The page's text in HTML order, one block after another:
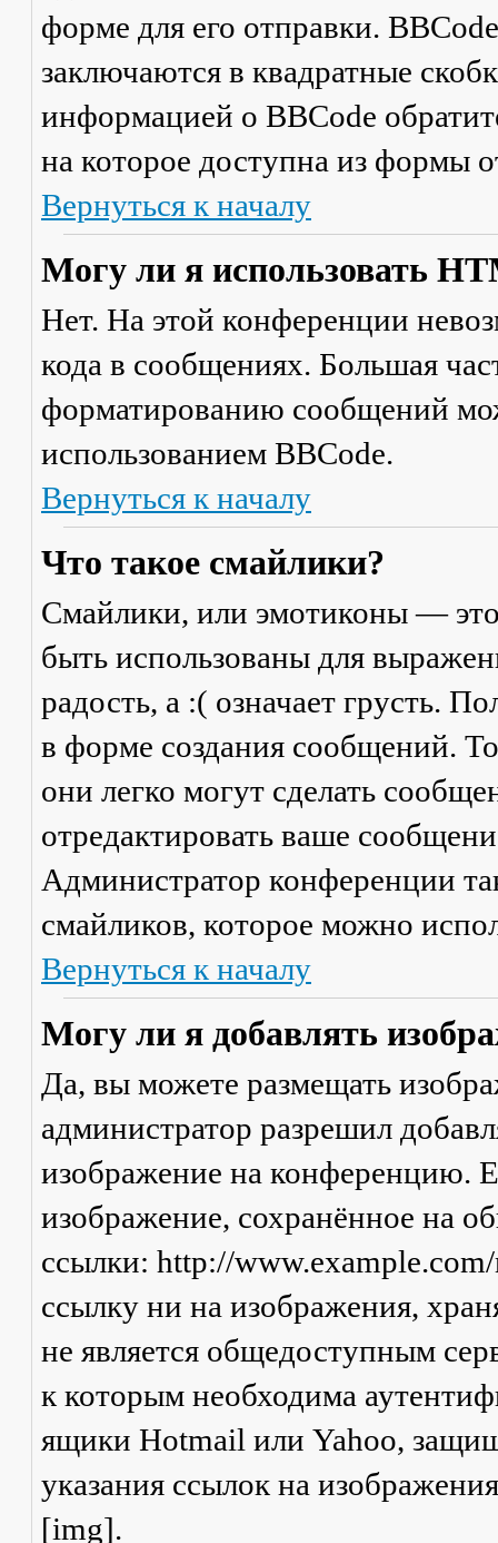
форме для его отправки.
заключаются в квадратные
информацией о BBCode
на которое доступна из формы
Вернуться к началу
Могу ли я использовать
Нет. На этой конференции
кода в сообщениях. Большая
форматированию сообщений
использованием BBCode.
Вернуться к началу
Что такое смайлики?
Смайлики, или эмотиконы —
быть использованы для
радость, а :( означает грусть.
в форме создания сообщений.
они легко могут сделать
отредактировать ваше
Администратор конференции
смайликов, которое можно
Вернуться к началу
Могу ли я добавлять
Да, вы можете размещать
администратор разрешил
изображение на конференцию.
изображение, сохранённое на
ссылки: http://
ссылку ни на изображения,
не является общедоступным
к которым необходима
ящики Hotmail или Yahoo,
указания ссылок на
[img].